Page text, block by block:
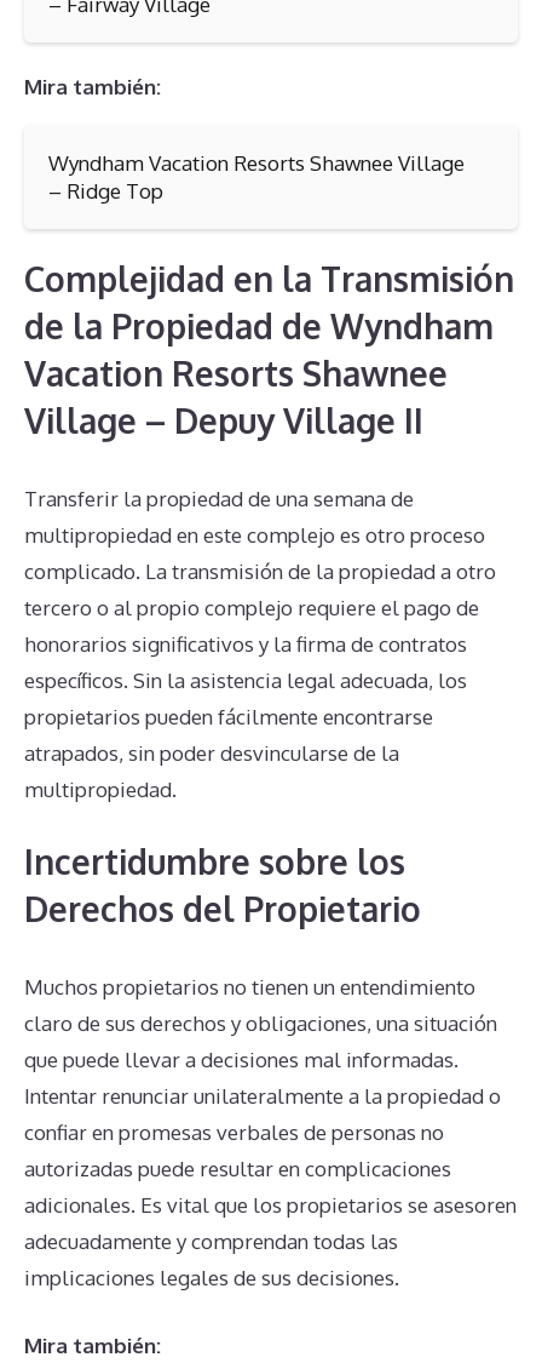
Mira también:
Wyndham Vacation Resorts Shawnee Village
– Ridge Top
Complejidad en la Transmisión
de la Propiedad de Wyndham
Vacation Resorts Shawnee
Village – Depuy Village II
Transferir la propiedad de una semana de
multipropiedad en este complejo es otro proceso
complicado. La transmisión de la propiedad a otro
tercero o al propio complejo requiere el pago de
honorarios significativos y la firma de contratos
específicos. Sin la asistencia legal adecuada, los
propietarios pueden fácilmente encontrarse
atrapados, sin poder desvincularse de la
multipropiedad.
Incertidumbre sobre los
Derechos del Propietario
Muchos propietarios no tienen un entendimiento
claro de sus derechos y obligaciones, una situación
que puede llevar a decisiones mal informadas.
Intentar renunciar unilateralmente a la propiedad o
confiar en promesas verbales de personas no
autorizadas puede resultar en complicaciones
adicionales. Es vital que los propietarios se asesoren
adecuadamente y comprendan todas las
implicaciones legales de sus decisiones.
Mira también: